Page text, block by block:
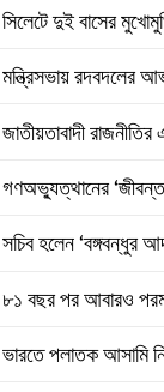
সিলেটে দুই বাসের
মন্ত্রিসভায় রদবদলের
জাতীয়তাবাদী
গণঅভ্যুত্থানের ‘জীবন্ত
সচিব হলেন ‘বঙ্গবন্ধুর
৮১ বছর পর আবারও
ভারতে পলাতক আসামি